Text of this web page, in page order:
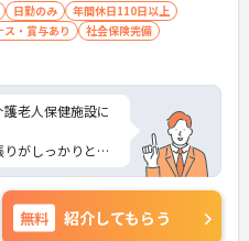
日勤のみ
年間休日110日以上
ス・賞与あり
社会保険完備
老人保健施設に
がしっかりと評
トなど、さらに
にご相談くださ
無料 紹介してもらう